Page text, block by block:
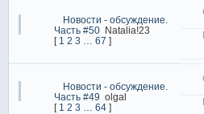
Новости - обсуждение.
Часть #50
Natalia!23
[ 1 2 3 67 ]
Новости - обсуждение.
Часть #49 olgal
[ 1 2 3 64 ]